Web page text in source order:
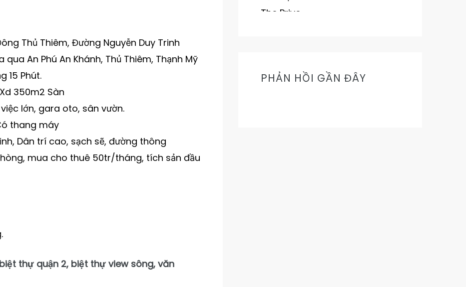
Thủ Thiêm, Đường Nguyễn Duy Trinh
qua An Phú An Khánh, Thủ Thiêm, Thạnh Mỹ
15 Phút.
350m2 Sàn
lớn, gara oto, sân vườn.
thang máy
Dân trí cao, sạch sẽ, đường thông
mua cho thuê 50tr/tháng, tích sản đầu
thự quận 2, biệt thự view sông, văn
PHẢN HỒI GẦN ĐÂY